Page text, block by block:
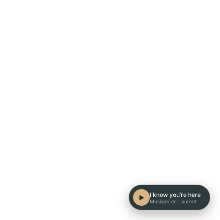
▶ I know you’re here
Musique de Laurent